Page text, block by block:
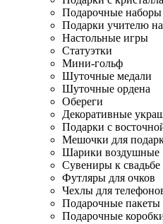
Подарочные наборы
Подарки учителю
Настольные игры
Статуэтки
Мини-гольф
Шуточные медали
Шуточные ордена
Обереги
Декоративные
Подарки с
Мешочки для
Шарики воздушные
Сувениры к свадьбе
Футляры для очков
Чехлы для
Подарочные пакеты
Подарочные